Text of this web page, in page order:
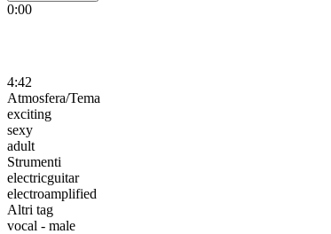
0:00
4:42
Atmosfera/Tema
exciting
sexy
adult
Strumenti
electricguitar
electroamplified
Altri tag
vocal - male